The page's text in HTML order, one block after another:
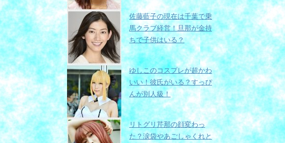
佐藤藍子の現在は千葉で乗
馬クラブ経営！旦那が金持
ちで子供はいる？
ゆしこのコスプレが超かわ
いい！彼氏がいる？すっぴ
んが別人級！
リトグリ芹那の顔変わっ
た？涙袋やあごしゃくれと